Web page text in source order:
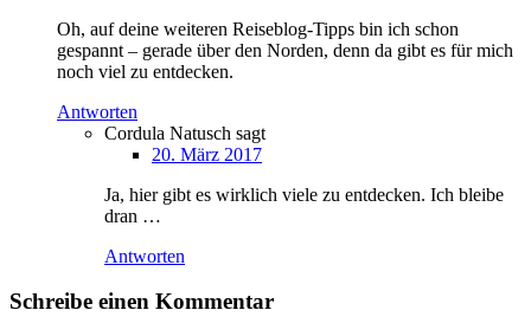
Oh, auf deine weiteren Reiseblog-Tipps bin ich schon
gespannt – gerade über den Norden, denn da gibt es für mich
noch viel zu entdecken.
Antworten
Cordula Natusch sagt
20. März 2017
Ja, hier gibt es wirklich viele zu entdecken. Ich bleibe
dran …
Antworten
Schreibe einen Kommentar